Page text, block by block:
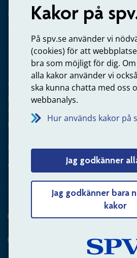
Kakor på
På spv.se använder vi
(cookies) för att
bra som möjligt för dig.
alla kakor använder vi
ska kunna chatta med oss
webbanalys.
Hur används kakor på
Jag godkänner
Jag godkänner bara
kakor
Kontakta oss
Arbetsgivare
Frågor om administration av
anställning
060-18 75 03
Kontakta oss
Arbetsgivare – skicka mejl
Hitta svaret på din fråga
Andra sätt att kontakta oss